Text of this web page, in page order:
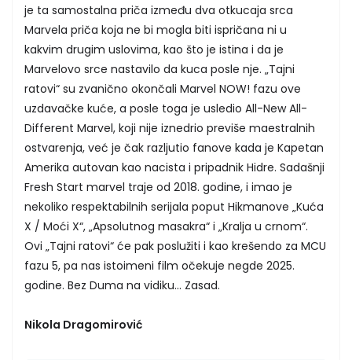
je ta samostalna priča između dva otkucaja srca
Marvela priča koja ne bi mogla biti ispričana ni u
kakvim drugim uslovima, kao što je istina i da je
Marvelovo srce nastavilo da kuca posle nje. „Tajni
ratovi“ su zvanično okončali Marvel NOW! fazu ove
uzdavačke kuće, a posle toga je usledio All-New All-
Different Marvel, koji nije iznedrio previše maestralnih
ostvarenja, već je čak razljutio fanove kada je Kapetan
Amerika autovan kao nacista i pripadnik Hidre. Sadašnji
Fresh Start marvel traje od 2018. godine, i imao je
nekoliko respektabilnih serijala poput Hikmanove „Kuća
X / Moći X“, „Apsolutnog masakra“ i „Kralja u crnom“.
Ovi „Tajni ratovi“ će pak poslužiti i kao krešendo za MCU
fazu 5, pa nas istoimeni film očekuje negde 2025.
godine. Bez Duma na vidiku... Zasad.
Nikola Dragomirović